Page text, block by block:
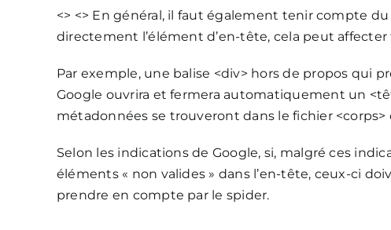
<> <> En général, il faut également tenir compte
directement l’élément d’en-tête, cela peut
Par exemple, une balise <div> hors de propos qui
Google ouvrira et fermera automatiquement un
métadonnées se trouveront dans le fichier
Selon les indications de Google, si, malgré ces
éléments « non valides » dans l’en-tête, ceux-ci
prendre en compte par le spider.